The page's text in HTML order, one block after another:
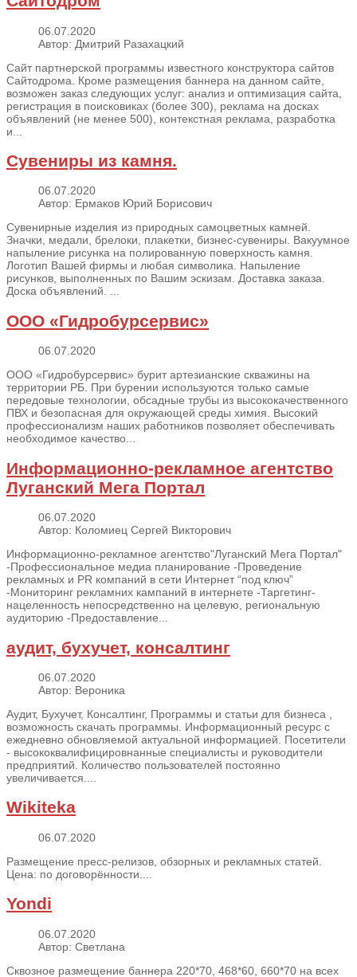
06.07.2020
Автор: Дмитрий Разахацкий
Сайт партнерской программы известного конструктора сайтов
Сайтодрома. Кроме размещения баннера на данном сайте,
возможен заказ следующих услуг: анализ и оптимизация сайта,
регистрация в поисковиках (более 300), реклама на досках
объявлений (не менее 500), контекстная реклама, разработка
и...
Сувениры из камня.
06.07.2020
Автор: Ермаков Юрий Борисович
Сувенирные изделия из природных самоцветных камней.
Значки, медали, брелоки, плакетки, бизнес-сувениры. Вакуумное
напыление рисунка на полированную поверхность камня.
Логотип Вашей фирмы и любая символика. Напыление
рисунков, выполненных по Вашим эскизам. Доставка заказа.
Доска объявлений. ...
OOO «Гидробурсервис»
06.07.2020
OOO «Гидробурсервис» бурит артезианские скважины на
территории РБ. При бурении используются только самые
передовые технологии, обсадные трубы из высококачественного
ПВХ и безопасная для окружающей среды химия. Высокий
профессионализм наших работников позволяет обеспечивать
необходимое качество...
Информационно-рекламное агентство
Луганский Мега Портал
06.07.2020
Автор: Коломиец Сергей Викторович
Информационно-рекламное агентство"Луганский Мега Портал"
-Профессиональное медиа планирование -Проведение
рекламных и PR компаний в сети Интернет “под ключ”
-Мониторинг рекламних кампаний в интернете -Таргетинг-
нацеленность непосредственно на целевую, региональную
аудиторию -Предоставление...
аудит, бухучет, консалтинг
06.07.2020
Автор: Вероника
Аудит, Бухучет, Консалтинг, Программы и статьи для бизнеса ,
возможность скачать программы. Информационный ресурс с
ежедневно обновляемой актуальной информацией. Посетители
- высококвалифицировнанные специалисты и руководители
предприятий. Количество пользователей постоянно
увеличивается....
Wikiteka
06.07.2020
Размещение пресс-релизов, обзорных и рекламных статей.
Цена: по договорённости....
Yondi
06.07.2020
Автор: Светлана
Сквозное размещение баннера 220*70, 468*60, 660*70 на всех